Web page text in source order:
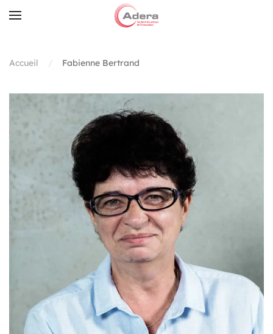
Skip to main content
Accueil Fabienne Bertrand